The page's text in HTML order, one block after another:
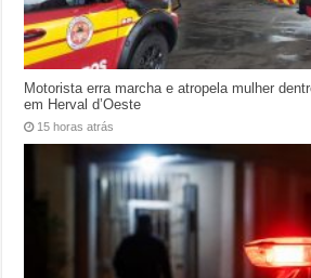
Motorista erra marcha e atropela mulher
em Herval d’Oeste
15 horas atrás